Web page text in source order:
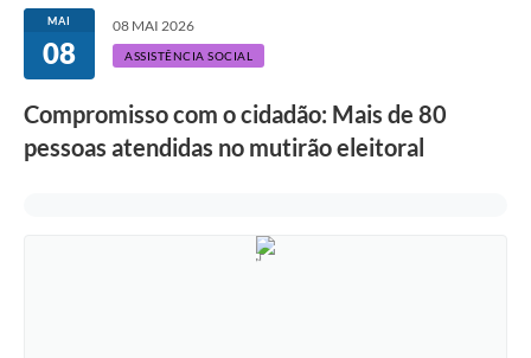
MAI
08
08 MAI 2026
ASSISTÊNCIA SOCIAL
Compromisso com o cidadão: Mais de 80
pessoas atendidas no mutirão eleitoral